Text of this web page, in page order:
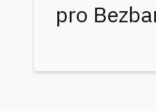
pro